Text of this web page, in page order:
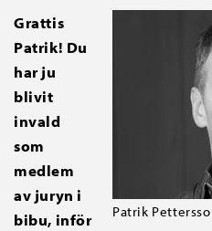
Patrik
Grattis
Patrik! Du
har ju
blivit
invald
som
medlem
av juryn i
bibu, inför